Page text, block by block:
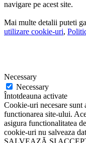
navigare pe acest site.
Mai multe detalii puteti
utilizare cookie-uri,
Necessary
Necessary
Întotdeauna activate
Cookie-uri necesare sunt
functionarea site-ului.
asigura functionalitatea
cookie-uri nu salveaza